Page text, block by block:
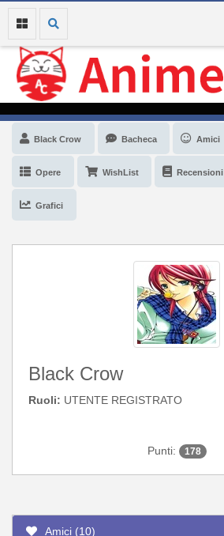
Black Crow Bacheca Amici
Opere WishList Recensioni
Grafici
Black Crow
Ruoli: UTENTE REGISTRATO
Punti: 178
Amici (10)